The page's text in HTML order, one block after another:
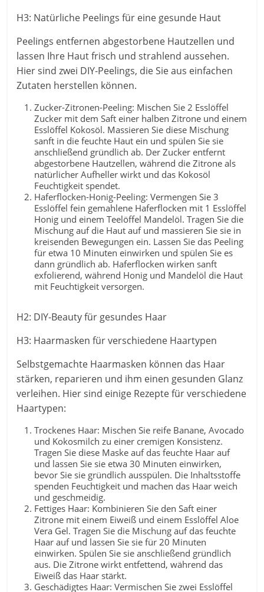
H3: Natürliche Peelings für eine gesunde Haut
Peelings entfernen abgestorbene Hautzellen und
lassen Ihre Haut frisch und strahlend aussehen.
Hier sind zwei DIY-Peelings, die Sie aus einfachen
Zutaten herstellen können.
Zucker-Zitronen-Peeling: Mischen Sie 2 Esslöffel
Zucker mit dem Saft einer halben Zitrone und einem
Esslöffel Kokosöl. Massieren Sie diese Mischung
sanft in die feuchte Haut ein und spülen Sie sie
anschließend gründlich ab. Der Zucker entfernt
abgestorbene Hautzellen, während die Zitrone als
natürlicher Aufheller wirkt und das Kokosöl
Feuchtigkeit spendet.
Haferflocken-Honig-Peeling: Vermengen Sie 3
Esslöffel fein gemahlene Haferflocken mit 1 Esslöffel
Honig und einem Teelöffel Mandelöl. Tragen Sie die
Mischung auf die Haut auf und massieren Sie sie in
kreisenden Bewegungen ein. Lassen Sie das Peeling
für etwa 10 Minuten einwirken und spülen Sie es
dann gründlich ab. Haferflocken wirken sanft
exfolierend, während Honig und Mandelöl die Haut
mit Feuchtigkeit versorgen.
H2: DIY-Beauty für gesundes Haar
H3: Haarmasken für verschiedene Haartypen
Selbstgemachte Haarmasken können das Haar
stärken, reparieren und ihm einen gesunden Glanz
verleihen. Hier sind einige Rezepte für verschiedene
Haartypen:
Trockenes Haar: Mischen Sie reife Banane, Avocado
und Kokosmilch zu einer cremigen Konsistenz.
Tragen Sie diese Maske auf das feuchte Haar auf
und lassen Sie sie etwa 30 Minuten einwirken,
bevor Sie sie gründlich ausspülen. Die Inhaltsstoffe
spenden Feuchtigkeit und machen das Haar weich
und geschmeidig.
Fettiges Haar: Kombinieren Sie den Saft einer
Zitrone mit einem Eiweiß und einem Esslöffel Aloe
Vera Gel. Tragen Sie die Mischung auf das feuchte
Haar auf und lassen Sie sie für 20 Minuten
einwirken. Spülen Sie sie anschließend gründlich
aus. Die Zitrone wirkt entfettend, während das
Eiweiß das Haar stärkt.
Geschädigtes Haar: Vermischen Sie zwei Esslöffel